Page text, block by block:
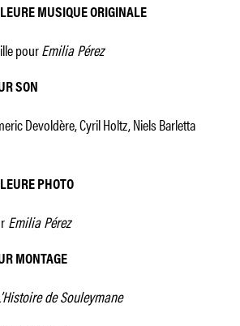
MUSIQUE ORIGINALE
pourEmilia Pérez
SON
Devoldère, Cyril Holtz, Niels Barletta
PHOTO
Emilia Pérez
MONTAGE
de Souleymane